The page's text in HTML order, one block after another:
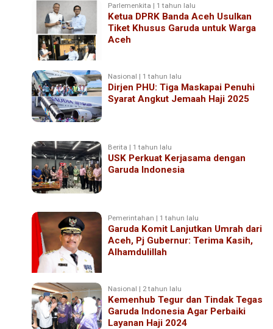
Parlemenkita | 1 tahun lalu
Ketua DPRK Banda Aceh Usulkan
Tiket Khusus Garuda untuk Warga
Aceh
Nasional | 1 tahun lalu
Dirjen PHU: Tiga Maskapai Penuhi
Syarat Angkut Jemaah Haji 2025
Berita | 1 tahun lalu
USK Perkuat Kerjasama dengan
Garuda Indonesia
Pemerintahan | 1 tahun lalu
Garuda Komit Lanjutkan Umrah dari
Aceh, Pj Gubernur: Terima Kasih,
Alhamdulillah
Nasional | 2 tahun lalu
Kemenhub Tegur dan Tindak Tegas
Garuda Indonesia Agar Perbaiki
Layanan Haji 2024